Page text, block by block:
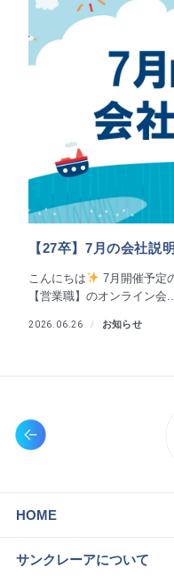
【27卒】7月の会社説
こんにちは 7月開催予定
【営業職】のオンライン会...
2026.06.26 お知らせ
HOME
サンクレーアについて